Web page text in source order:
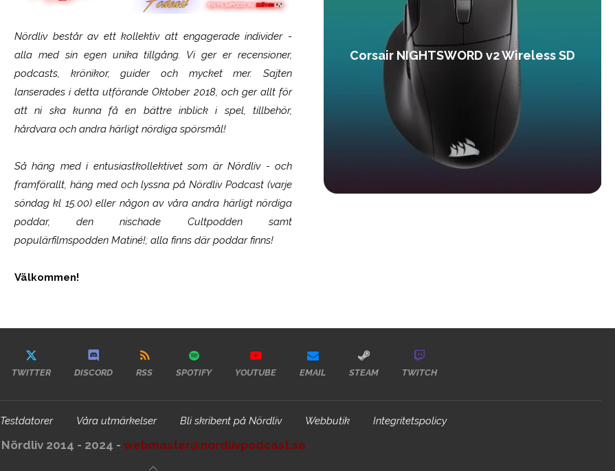
Nördliv består av ett kollektiv att engagerade individer -
alla med sin egen unika tillgång. Vi ger er recensioner,
podcasts, krönikor, guider och mycket mer. Sajten
lanserades i detta utförande Oktober 2018, och ger allt för
att ni ska kunna få en bättre inblick i spel, tillbehör,
hårdvara och andra härligt nördiga spörsmål!
Så häng med i entusiastkollektivet som ärNördliv- och
framförallt, häng med och lyssna på Nördliv Podcast (varje
söndag kl 15.00) eller någon av våra andra härligt nördiga
poddar, den nischade Cultpodden samt
populärfilmspodden Matiné!; alla finns där poddar finns!
Välkommen!
SCUF Gaming Omega Corsair NIGHTSWORD v2 Wireless SD
TWITTER DISCORD RSS SPOTIFY YOUTUBE EMAIL STEAM TWITCH
Testdatorer Våra utmärkelser Bli skribent på Nördliv Webbutik Integritetspolicy
Nördliv 2014 - 2024 - webmaster@nordlivpodcast.se